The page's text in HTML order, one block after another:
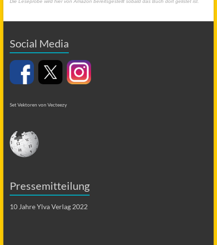
Die Leseprobe wird hier von Amazon bereitsgestellt sobald das Buch dort gelistet ist.
Social Media
Set Vektoren von Vecteezy
Pressemitteilung
10 Jahre Ylva Verlag 2022